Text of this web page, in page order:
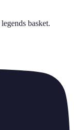
legends basket.